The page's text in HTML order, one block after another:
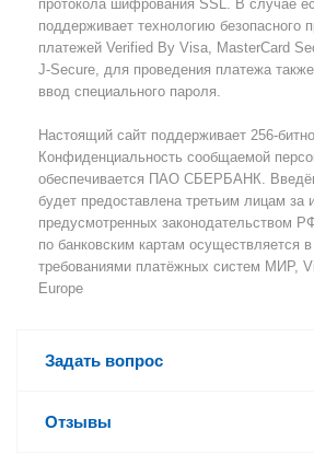
протокола шифрования SSL. В случае
поддерживает технологию безопасного
платежей Verified By Visa, MasterCard
J-Secure, для проведения платежа
ввод специального пароля.
Настоящий сайт поддерживает 256-
Конфиденциальность сообщаемой
обеспечивается ПАО СБЕРБАНК.
будет предоставлена третьим лицам за
предусмотренных законодательством
по банковским картам осуществляется
требованиями платёжных систем МИР,
Europe
Задать вопрос
Отзывы